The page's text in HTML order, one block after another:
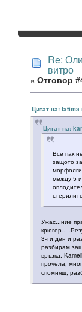
Re:
витро
« Отговор
Цитат на:
Цитат на:
Все пак
защото
между 5
Ужас...ние
3-ти ден и
разбирам
връзка.
прочела,
спомняш,